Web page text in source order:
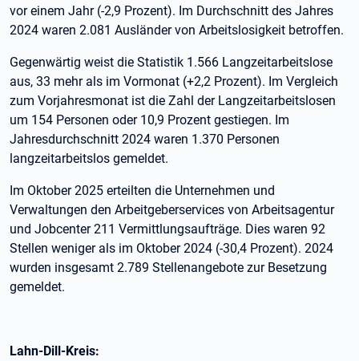
vor einem Jahr (-2,9 Prozent). Im Durchschnitt des Jahres
2024 waren 2.081 Ausländer von Arbeitslosigkeit betroffen.
Gegenwärtig weist die Statistik 1.566 Langzeitarbeitslose
aus, 33 mehr als im Vormonat (+2,2 Prozent). Im Vergleich
zum Vorjahresmonat ist die Zahl der Langzeitarbeitslosen
um 154 Personen oder 10,9 Prozent gestiegen. Im
Jahresdurchschnitt 2024 waren 1.370 Personen
langzeitarbeitslos gemeldet.
Im Oktober 2025 erteilten die Unternehmen und
Verwaltungen den Arbeitgeberservices von Arbeitsagentur
und Jobcenter 211 Vermittlungsaufträge. Dies waren 92
Stellen weniger als im Oktober 2024 (-30,4 Prozent). 2024
wurden insgesamt 2.789 Stellenangebote zur Besetzung
gemeldet.
Lahn-Dill-Kreis: